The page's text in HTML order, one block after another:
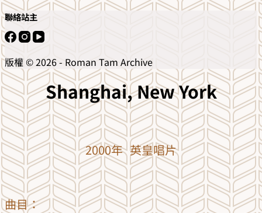
聯絡站主
版權 © 2026 - Roman Tam Archive
Shanghai, New York
2000年 英皇唱片
曲目：